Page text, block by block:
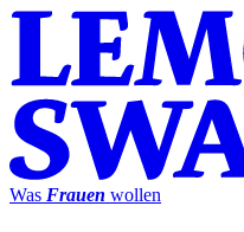
Was Frauen wollen